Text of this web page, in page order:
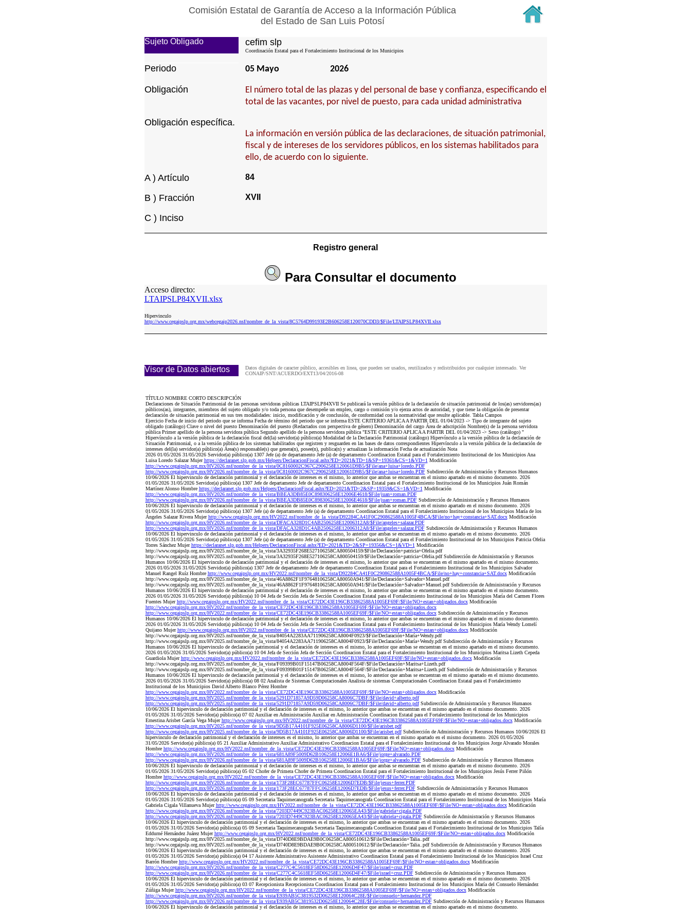
Comisión Estatal de Garantía de Acceso a la Información Pública
del Estado de San Luis Potosí
Sujeto Obligado cefim slp
Coordinación Estatal para el Fortalecimiento Institucional de los Municipios
Periodo 05 Mayo 2026
Obligación
El número total de las plazas y del personal de base y confianza, especificando el
total de las vacantes, por nivel de puesto, para cada unidad administrativa
Obligación específica.
La información en versión pública de las declaraciones, de situación patrimonial,
fiscal y de intereses de los servidores públicos, en los sistemas habilitados para
ello, de acuerdo con lo siguiente.
A ) Artículo 84
B ) Fracción XVII
C ) Inciso
Registro general
Para Consultarel documento
Acceso directo:
LTAIPSLP84XVII.xlsx
Hipervinculo
http://www.cegaipslp.org.mx/webcegaip2026.nsf/nombre_de_la_vista/8C5764D99193E2B606258E120070CDD3/$File/LTAIPSLP84XVII.xlsx
Visor de Datos abiertos
Datos digitales de caracter público, accesibles en linea, que pueden ser usados, reutilizados y redistribuidos por cualquier interesado. Ver
CONAIP/SNT/ACUERDO/EXT13/04/2016-08
TÍTULO NOMBRE CORTO DESCRIPCIÓN
Declaraciones de Situación Patrimonial de las personas servidoras públicas LTAIPSLP84XVII Se publicará la versión pública de la declaración de situación patrimonial de los(as) servidores(as)
públicos(as), integrantes, miembros del sujeto obligado y/o toda persona que desempeñe un empleo, cargo o comisión y/o ejerza actos de autoridad, y que tiene la obligación de presentar
declaración de situación patrimonial en sus tres modalidades: inicio, modificación y de conclusión, de conformidad con la normatividad que resulte aplicable. Tabla Campos
Ejercicio Fecha de inicio del periodo que se informa Fecha de término del periodo que se informa ESTE CRITERIO APLICA A PARTIR DEL 01/04/2023 -> Tipo de integrante del sujeto
obligado (catálogo) Clave o nivel del puesto Denominación del puesto (Redactados con perspectiva de género) Denominación del cargo Área de adscripción Nombre(s) de la persona servidora
pública Primer apellido de la persona servidora pública Segundo apellido de la persona servidora pública "ESTE CRITERIO APLICA A PARTIR DEL 01/04/2023 -> Sexo (catálogo) "
Hipervínculo a la versión pública de la declaración fiscal del(la) servidor(a) público(a) Modalidad de la Declaración Patrimonial (catálogo) Hipervínculo a la versión pública de la declaración de
Situación Patrimonial, o a la versión pública de los sistemas habilitados que registren y resguarden en las bases de datos correspondientes Hipervínculo a la versión pública de la declaración de
intereses del(la) servidor(a) público(a) Área(s) responsable(s) que genera(n), posee(n), publica(n) y actualizan la información Fecha de actualización Nota
2026 01/05/2026 31/05/2026 Servidor(a) público(a) 1307 Jefe (a) de departamento Jefe (a) de departamento Coordinacion Estatal para el Fortalecimiento Institucional de los Municipios Ana
Luisa Loredo Salazar Mujerhttps://declaranet.slp.gob.mx/Helpers/DeclaracionFiscal.ashx?ED=2021&TD=1&SP=19361&CS=1&VD=1 Modificación
http://www.cegaipslp.org.mx/HV2026.nsf/nombre_de_la_vista/0C8160002C967C2906258E120061D9B5/$File/ana+luisa+loredo.PDF
http://www.cegaipslp.org.mx/HV2026.nsf/nombre_de_la_vista/0C8160002C967C2906258E120061D9B5/$File/ana+luisa+loredo.PDFSubdirección de Administración y Recursos Humanos
10/06/2026 El hipervinculo de declaración patrimonial y el declaración de intereses es el mismo, lo anterior que ambas se encuentran en el mismo apartado en el mismo documento. 2026
01/05/2026 31/05/2026 Servidor(a) público(a) 1307 Jefe de departamento Jefe de departamento Coordinacion Estatal para el Fortalecimiento Institucional de los Municipios Juán Román
Martínez Alonso Hombre https://declaranet.slp.gob.mx/Helpers/DeclaracionFiscal.ashx?ED=2021&TD=2&SP=19359&CS=1&VD=1 Modificación
http://www.cegaipslp.org.mx/HV2026.nsf/nombre_de_la_vista/BBEA3DB85E0C898306258E12006E4618/$File/juan+roman.PDF
http://www.cegaipslp.org.mx/HV2026.nsf/nombre_de_la_vista/BBEA3DB85E0C898306258E12006E4618/$File/juan+roman.PDFSubdirección de Administración y Recursos Humanos
10/06/2026 El hipervinculo de declaración patrimonial y el declaración de intereses es el mismo, lo anterior que ambas se encuentran en el mismo apartado en el mismo documento. 2026
01/05/2026 31/05/2026 Servidor(a) público(a) 1307 Jefe (a) de departamento Jefe (a) de departamento Coordinacion Estatal para el Fortalecimiento Institucional de los Municipios María de los
Ángeles Salazar Rivera Mujerhttp://www.cegaipslp.org.mx/HV2022.nsf/nombre_de_la_vista/D92284CA41F0C290862588A1005F4BCA/$File/no+hay+constancia+SAT.docxModificación
http://www.cegaipslp.org.mx/HV2026.nsf/nombre_de_la_vista/DFACA328D1C4AB2506258E12006312A8/$File/angeles+salazar.PDF
http://www.cegaipslp.org.mx/HV2026.nsf/nombre_de_la_vista/DFACA328D1C4AB2506258E12006312A8/$File/angeles+salazar.PDFSubdirección de Administración y Recursos Humanos
10/06/2026 El hipervinculo de declaración patrimonial y el declaración de intereses es el mismo, lo anterior que ambas se encuentran en el mismo apartado en el mismo documento. 2026
01/05/2026 31/05/2026 Servidor(a) público(a) 1307 Jefe (a) de departamento Jefe (a) de departamento Coordinacion Estatal para el Fortalecimiento Institucional de los Municipios Patricia Ofelia
Torres Sánchez Mujerhttps://declaranet.slp.gob.mx/Helpers/DeclaracionFiscal.ashx?ED=2021&TD=2&SP=19356&CS=1&VD=1 Modificación
http://www.cegaipslp.org.mx/HV2025.nsf/nombre_de_la_vista/3A32935F268E527106258CA800504159/$File/Declaración+patricia+Ofelia.pdf
http://www.cegaipslp.org.mx/HV2025.nsf/nombre_de_la_vista/3A32935F268E527106258CA800504159/$File/Declaración+patricia+Ofelia.pdf Subdirección de Administración y Recursos
Humanos 10/06/2026 El hipervinculo de declaración patrimonial y el declaración de intereses es el mismo, lo anterior que ambas se encuentran en el mismo apartado en el mismo documento.
2026 01/05/2026 31/05/2026 Servidor(a) público(a) 1307 Jefe de departamento Jefe de departamento Coordinacion Estatal para el Fortalecimiento Institucional de los Municipios Salvador
Manuel Rangel Ruíz Hombre http://www.cegaipslp.org.mx/HV2022.nsf/nombre_de_la_vista/D92284CA41F0C290862588A1005F4BCA/$File/no+hay+constancia+SAT.docxModificación
http://www.cegaipslp.org.mx/HV2025.nsf/nombre_de_la_vista/46A8862F1F97648106258CA80050A941/$File/Declaración+Salvador+Manuel.pdf
http://www.cegaipslp.org.mx/HV2025.nsf/nombre_de_la_vista/46A8862F1F97648106258CA80050A941/$File/Declaración+Salvador+Manuel.pdf Subdirección de Administración y Recursos
Humanos 10/06/2026 El hipervinculo de declaración patrimonial y el declaración de intereses es el mismo, lo anterior que ambas se encuentran en el mismo apartado en el mismo documento.
2026 01/05/2026 31/05/2026 Servidor(a) público(a) 10 04 Jefa de Sección Jefa de Sección Coordinacion Estatal para el Fortalecimiento Institucional de los Municipios María del Carmen Flores
Fuentes Mujerhttp://www.cegaipslp.org.mx/HV2022.nsf/nombre_de_la_vista/CE72DC43E196CB33862588A1005EF69F/$File/NO+estan+obligados.docxModificación
http://www.cegaipslp.org.mx/HV2022.nsf/nombre_de_la_vista/CE72DC43E196CB33862588A1005EF69F/$File/NO+estan+obligados.docx
http://www.cegaipslp.org.mx/HV2022.nsf/nombre_de_la_vista/CE72DC43E196CB33862588A1005EF69F/$File/NO+estan+obligados.docxSubdirección de Administración y Recursos
Humanos 10/06/2026 El hipervinculo de declaración patrimonial y el declaración de intereses es el mismo, lo anterior que ambas se encuentran en el mismo apartado en el mismo documento.
2026 01/05/2026 31/05/2026 Servidor(a) público(a) 10 04 Jefa de Sección Jefa de Sección Coordinacion Estatal para el Fortalecimiento Institucional de los Municipios María Wendy Lomelí
Quijano Mujerhttp://www.cegaipslp.org.mx/HV2022.nsf/nombre_de_la_vista/CE72DC43E196CB33862588A1005EF69F/$File/NO+estan+obligados.docxModificación
http://www.cegaipslp.org.mx/HV2025.nsf/nombre_de_la_vista/84054A2283AA711906258CA8004F0923/$File/Declaración+María+Wendy.pdf
http://www.cegaipslp.org.mx/HV2025.nsf/nombre_de_la_vista/84054A2283AA711906258CA8004F0923/$File/Declaración+María+Wendy.pdf Subdirección de Administración y Recursos
Humanos 10/06/2026 El hipervinculo de declaración patrimonial y el declaración de intereses es el mismo, lo anterior que ambas se encuentran en el mismo apartado en el mismo documento.
2026 01/05/2026 31/05/2026 Servidor(a) público(a) 10 04 Jefa de Sección Jefa de Sección Coordinacion Estatal para el Fortalecimiento Institucional de los Municipios Maritsa Lizeth Cepeda
Guardiola Mujerhttp://www.cegaipslp.org.mx/HV2022.nsf/nombre_de_la_vista/CE72DC43E196CB33862588A1005EF69F/$File/NO+estan+obligados.docxModificación
http://www.cegaipslp.org.mx/HV2025.nsf/nombre_de_la_vista/F09399B01F15147B06258CA8004F564F/$File/Declaración+Maritsa+Lizeth.pdf
http://www.cegaipslp.org.mx/HV2025.nsf/nombre_de_la_vista/F09399B01F15147B06258CA8004F564F/$File/Declaración+Maritsa+Lizeth.pdf Subdirección de Administración y Recursos
Humanos 10/06/2026 El hipervinculo de declaración patrimonial y el declaración de intereses es el mismo, lo anterior que ambas se encuentran en el mismo apartado en el mismo documento.
2026 01/05/2026 31/05/2026 Servidor(a) público(a) 08 02 Analista de Sistemas Computacionales Analista de sistemas Computacionales Coordinacion Estatal para el Fortalecimiento
Institucional de los Municipios David Alberto Blanco Pérez Hombre
http://www.cegaipslp.org.mx/HV2022.nsf/nombre_de_la_vista/CE72DC43E196CB33862588A1005EF69F/$File/NO+estan+obligados.docxModificación
http://www.cegaipslp.org.mx/HV2025.nsf/nombre_de_la_vista/5291D71857A9D59D06258CA8006C7DBF/$File/david+alberto.pdf
http://www.cegaipslp.org.mx/HV2025.nsf/nombre_de_la_vista/5291D71857A9D59D06258CA8006C7DBF/$File/david+alberto.pdfSubdirección de Administración y Recursos Humanos
10/06/2026 El hipervinculo de declaración patrimonial y el declaración de intereses es el mismo, lo anterior que ambas se encuentran en el mismo apartado en el mismo documento. 2026
01/05/2026 31/05/2026 Servidor(a) público(a) 07 02 Auxiliar en Administración Auxiliar en Administración Coordinacion Estatal para el Fortalecimiento Institucional de los Municipios
Ernestina Arisbet García Vega Mujerhttp://www.cegaipslp.org.mx/HV2022.nsf/nombre_de_la_vista/CE72DC43E196CB33862588A1005EF69F/$File/NO+estan+obligados.docxModificación
http://www.cegaipslp.org.mx/HV2025.nsf/nombre_de_la_vista/9D5B17A4101F925E06258CA8006D1100/$File/arisbet.pdf
http://www.cegaipslp.org.mx/HV2025.nsf/nombre_de_la_vista/9D5B17A4101F925E06258CA8006D1100/$File/arisbet.pdfSubdirección de Administración y Recursos Humanos 10/06/2026 El
hipervinculo de declaración patrimonial y el declaración de intereses es el mismo, lo anterior que ambas se encuentran en el mismo apartado en el mismo documento. 2026 01/05/2026
31/05/2026 Servidor(a) público(a) 05 21 Auxiliar Administrativo Auxiliar Administrativo Coordinacion Estatal para el Fortalecimiento Institucional de los Municipios Jorge Alvarado Morales
Hombre http://www.cegaipslp.org.mx/HV2022.nsf/nombre_de_la_vista/CE72DC43E196CB33862588A1005EF69F/$File/NO+estan+obligados.docxModificación
http://www.cegaipslp.org.mx/HV2026.nsf/nombre_de_la_vista/681A89F5009D62B106258E12006E1BA6/$File/jorge+alvarado.PDF
http://www.cegaipslp.org.mx/HV2026.nsf/nombre_de_la_vista/681A89F5009D62B106258E12006E1BA6/$File/jorge+alvarado.PDFSubdirección de Administración y Recursos Humanos
10/06/2026 El hipervinculo de declaración patrimonial y el declaración de intereses es el mismo, lo anterior que ambas se encuentran en el mismo apartado en el mismo documento. 2026
01/05/2026 31/05/2026 Servidor(a) público(a) 05 02 Chofer de Primera Chofer de Primera Coordinacion Estatal para el Fortalecimiento Institucional de los Municipios Jesús Ferrer Piñón
Hombre http://www.cegaipslp.org.mx/HV2022.nsf/nombre_de_la_vista/CE72DC43E196CB33862588A1005EF69F/$File/NO+estan+obligados.docxModificación
http://www.cegaipslp.org.mx/HV2026.nsf/nombre_de_la_vista/173F28EC67787FFC06258E12006D7EDB/$File/jesus+ferrer.PDF
http://www.cegaipslp.org.mx/HV2026.nsf/nombre_de_la_vista/173F28EC67787FFC06258E12006D7EDB/$File/jesus+ferrer.PDFSubdirección de Administración y Recursos Humanos
10/06/2026 El hipervinculo de declaración patrimonial y el declaración de intereses es el mismo, lo anterior que ambas se encuentran en el mismo apartado en el mismo documento. 2026
01/05/2026 31/05/2026 Servidor(a) público(a) 05 09 Secretaria Taquimecanografa Secretaria Taquimecanografa Coordinacion Estatal para el Fortalecimiento Institucional de los Municipios María
Gabriela Cigala Villanueva Mujerhttp://www.cegaipslp.org.mx/HV2022.nsf/nombre_de_la_vista/CE72DC43E196CB33862588A1005EF69F/$File/NO+estan+obligados.docxModificación
http://www.cegaipslp.org.mx/HV2026.nsf/nombre_de_la_vista/7203D7449C923BAC06258E120065EA43/$File/gabriela+cigala.PDF
http://www.cegaipslp.org.mx/HV2026.nsf/nombre_de_la_vista/7203D7449C923BAC06258E120065EA43/$File/gabriela+cigala.PDFSubdirección de Administración y Recursos Humanos
10/06/2026 El hipervinculo de declaración patrimonial y el declaración de intereses es el mismo, lo anterior que ambas se encuentran en el mismo apartado en el mismo documento. 2026
01/05/2026 31/05/2026 Servidor(a) público(a) 05 09 Secretaria Taquimecanografa Secretaria Taquimecanografa Coordinacion Estatal para el Fortalecimiento Institucional de los Municipios Talía
Eddurné Hernández Juárez Mujerhttp://www.cegaipslp.org.mx/HV2022.nsf/nombre_de_la_vista/CE72DC43E196CB33862588A1005EF69F/$File/NO+estan+obligados.docxModificación
http://www.cegaipslp.org.mx/HV2025.nsf/nombre_de_la_vista/D740D8E9BDAE9B0C06258CA800510612/$File/Declaración+Talia..pdf
http://www.cegaipslp.org.mx/HV2025.nsf/nombre_de_la_vista/D740D8E9BDAE9B0C06258CA800510612/$File/Declaración+Talia..pdf Subdirección de Administración y Recursos Humanos
10/06/2026 El hipervinculo de declaración patrimonial y el declaración de intereses es el mismo, lo anterior que ambas se encuentran en el mismo apartado en el mismo documento. 2026
01/05/2026 31/05/2026 Servidor(a) público(a) 04 17 Asistente Administrativo Asistente Administrativo Coordinacion Estatal para el Fortalecimiento Institucional de los Municipios Israel Cruz
Barrón Hombre http://www.cegaipslp.org.mx/HV2022.nsf/nombre_de_la_vista/CE72DC43E196CB33862588A1005EF69F/$File/NO+estan+obligados.docxModificación
http://www.cegaipslp.org.mx/HV2026.nsf/nombre_de_la_vista/C277C4C5618EF58D06258E12006D4F47/$File/israel+cruz.PDF
http://www.cegaipslp.org.mx/HV2026.nsf/nombre_de_la_vista/C277C4C5618EF58D06258E12006D4F47/$File/israel+cruz.PDFSubdirección de Administración y Recursos Humanos
10/06/2026 El hipervinculo de declaración patrimonial y el declaración de intereses es el mismo, lo anterior que ambas se encuentran en el mismo apartado en el mismo documento. 2026
01/05/2026 31/05/2026 Servidor(a) público(a) 03 07 Recepcionista Recepcionista Coordinacion Estatal para el Fortalecimiento Institucional de los Municipios María del Consuelo Hernández
Zúñiga Mujerhttp://www.cegaipslp.org.mx/HV2022.nsf/nombre_de_la_vista/CE72DC43E196CB33862588A1005EF69F/$File/NO+estan+obligados.docxModificación
http://www.cegaipslp.org.mx/HV2026.nsf/nombre_de_la_vista/E939AB5C3819532D06258E120064C28E/$File/consuelo+hernandez.PDF
http://www.cegaipslp.org.mx/HV2026.nsf/nombre_de_la_vista/E939AB5C3819532D06258E120064C28E/$File/consuelo+hernandez.PDFSubdirección de Administración y Recursos Humanos
10/06/2026 El hipervinculo de declaración patrimonial y el declaración de intereses es el mismo, lo anterior que ambas se encuentran en el mismo apartado en el mismo documento.